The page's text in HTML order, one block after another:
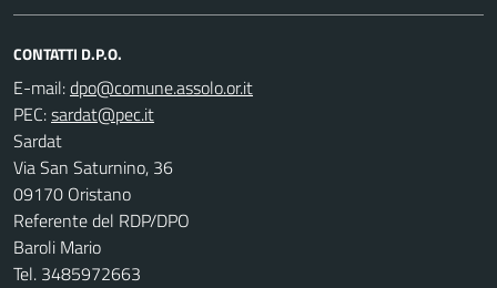
CONTATTI D.P.O.
E-mail:
PEC:
Sardat
Via San Saturnino, 36
09170 Oristano
Referente del RDP/DPO
Baroli Mario
Tel. 3485972663